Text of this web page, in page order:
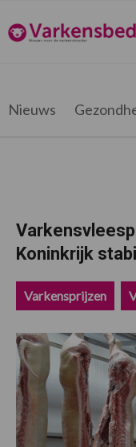
de
hoofdnavigatie
de
hoofd
de
eerste
de
voettekst
Varkensbedrijf.be
Nieuws
Koninkrijk
Varkensprijzen